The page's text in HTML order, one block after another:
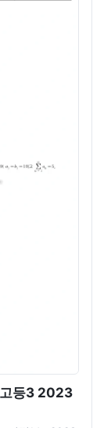
등3 2023